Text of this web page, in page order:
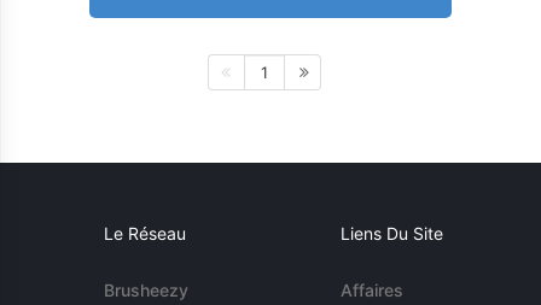
1
Le Réseau
Brusheezy
Liens Du Site
Affaires